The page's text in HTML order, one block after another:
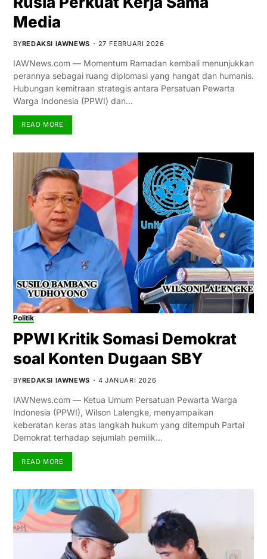
Media
BYREDAKSI IAWNEWS 27 FEBRUARI 2026
IAWNews.com — Momentum Ramadan kembali menunjukkan
perannya sebagai ruang diplomasi yang hangat dan humanis.
Hubungan kemitraan strategis antara Persatuan Pewarta
Warga Indonesia (PPWI) dan…
READ MORE
Politik
PPWI Kritik Somasi Demokrat
soal Konten Dugaan SBY
BYREDAKSI IAWNEWS 4 JANUARI 2026
IAWNews.com — Ketua Umum Persatuan Pewarta Warga
Indonesia (PPWI), Wilson Lalengke, menyampaikan
keberatan keras atas langkah hukum yang ditempuh Partai
Demokrat terhadap sejumlah pemilik…
READ MORE